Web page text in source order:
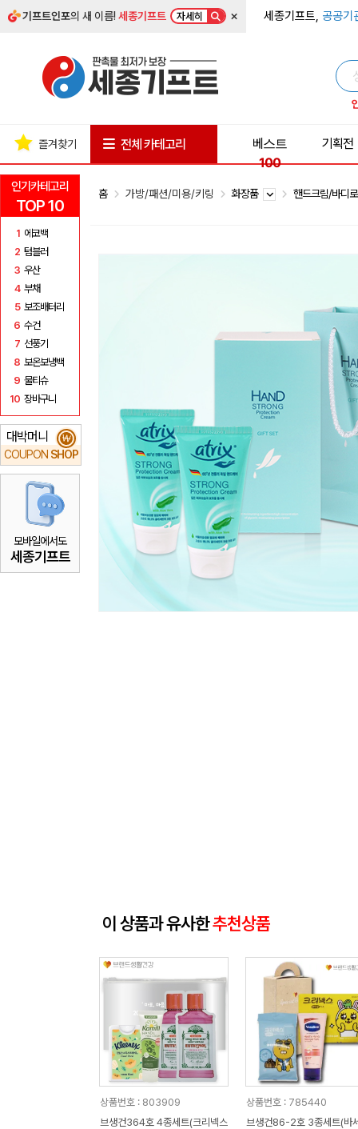
기프트인포의 새 이름!세종기프트 자세히 × 세종기프트, 공공기
인기카테고리
TOP 10
1 에코백
2 텀블러
3 우산
4 부채
5 보조배터리
6 수건
7 선풍기
8 보온보냉백
9 물티슈
10 장바구니
대박머니
COUPON SHOP
₩
모바일에서도
세종기프트
즐겨찾기 전체 카테고리
베스트
100
기획전
홈 가방/패션/미용/키링 화장품 핸드크림/바디
이 상품과 유사한추천상품
상품번호 : 803909
브생건364호 4종세트(크리넥스
상품번호 : 785440
브생건86-2호 3종세트(바